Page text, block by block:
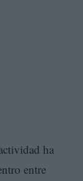
ha
entre